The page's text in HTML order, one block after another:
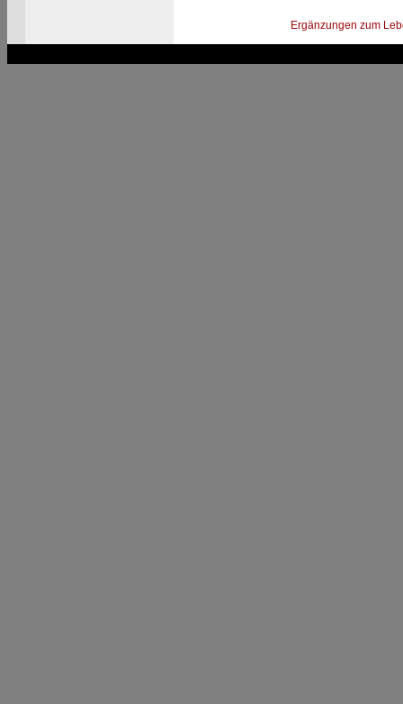
Ergänzungen zum